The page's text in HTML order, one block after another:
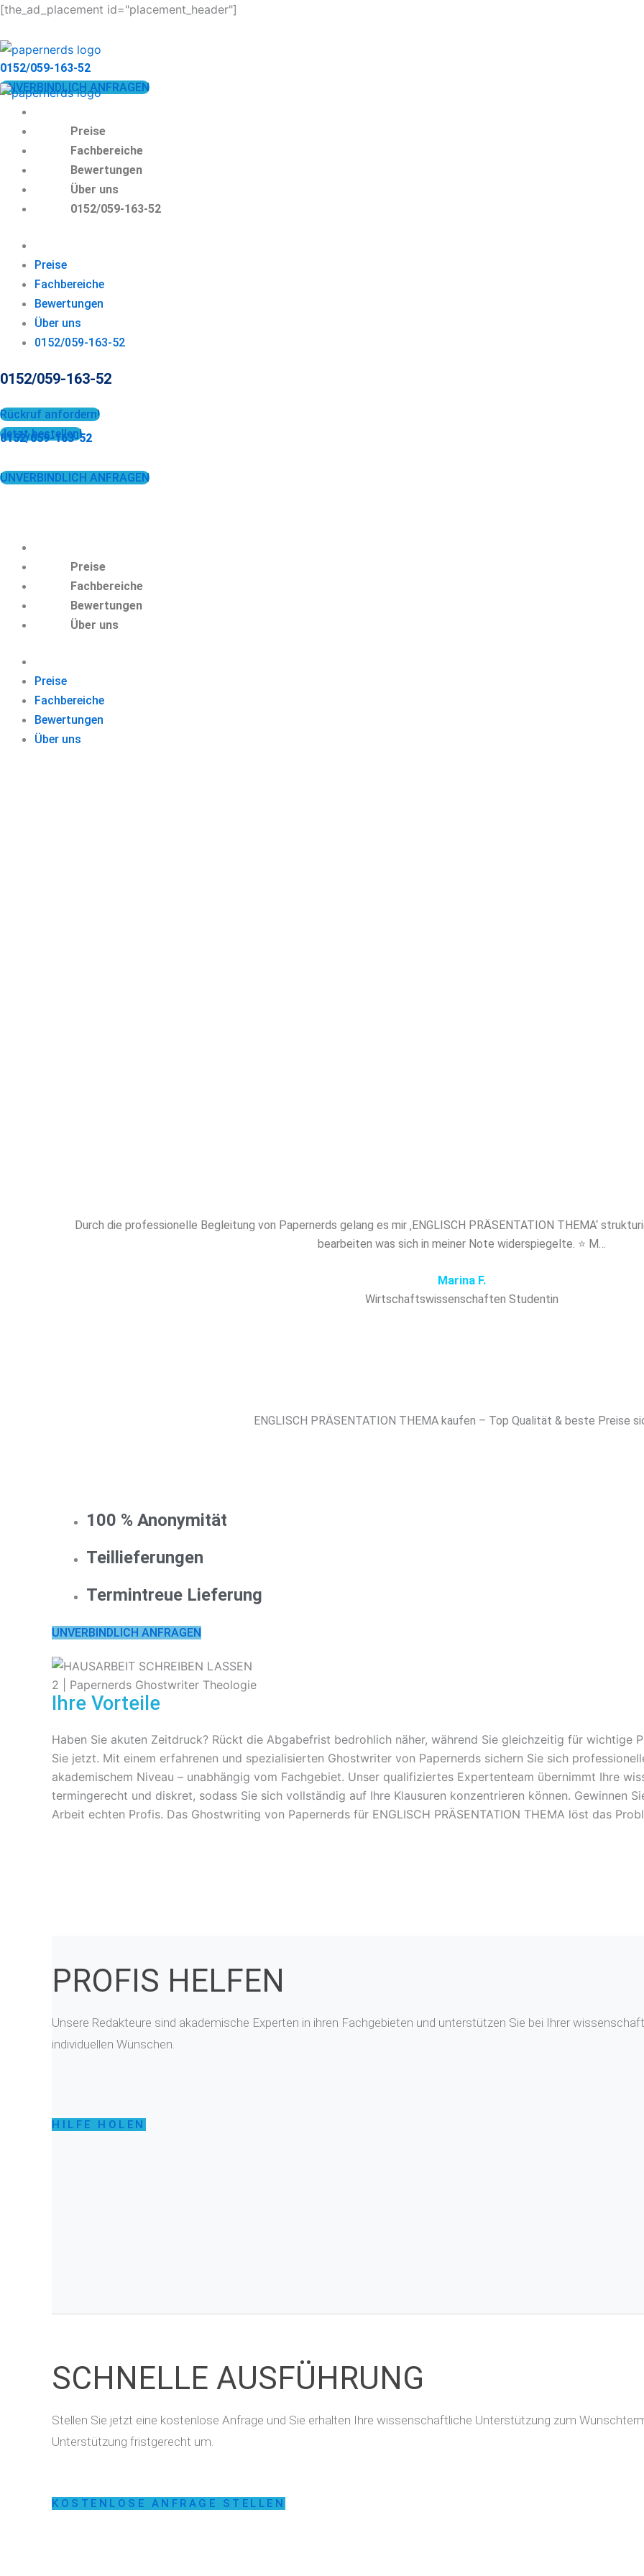
[the_ad_placement id="placement_header"]
Zum
springen
0152/059-163-52
UNVERBINDLICH ANFRAGEN
Preise
Fachbereiche
Bewertungen
Über uns
0152/059-163-52
Preise
Fachbereiche
Bewertungen
Über uns
0152/059-163-52
0152/059-163-52
Rückruf anfordern!
Jetzt bestellen!
0152/059-163-52
UNVERBINDLICH ANFRAGEN
Preise
Fachbereiche
Bewertungen
Über uns
Preise
Fachbereiche
Bewertungen
Über uns
Durch die professionelle Begleitung von Papernerds gelang es mir ‚ENGLISCH PRÄSENTATION THEMA‘
bearbeiten was sich in meiner Note widerspiegelte. ⭐ M…
Marina F.
Wirtschaftswissenschaften Studentin
ENGLISCH PRÄSENTATION THEMA kaufen – Top Qualität & beste Preise
100 % Anonymität
Teillieferungen
Termintreue Lieferung
UNVERBINDLICH ANFRAGEN
Ihre Vorteile
Haben Sie akuten Zeitdruck? Rückt die Abgabefrist bedrohlich näher, während Sie gleichzeitig für wichtige
Sie jetzt. Mit einem erfahrenen und spezialisierten Ghostwriter von Papernerds sichern Sie sich
akademischem Niveau – unabhängig vom Fachgebiet. Unser qualifiziertes Expertenteam übernimmt Ihre
termingerecht und diskret, sodass Sie sich vollständig auf Ihre Klausuren konzentrieren können. Gewinnen
Arbeit echten Profis. Das Ghostwriting von Papernerds für ENGLISCH PRÄSENTATION THEMA löst das
PROFIS HELFEN
Unsere Redakteure sind akademische Experten in ihren Fachgebieten und unterstützen Sie bei Ihrer
individuellen Wünschen.
HILFE HOLEN
SCHNELLE AUSFÜHRUNG
Stellen Sie jetzt eine kostenlose Anfrage und Sie erhalten Ihre wissenschaftliche Unterstützung zum
Unterstützung fristgerecht um.
KOSTENLOSE ANFRAGE STELLEN